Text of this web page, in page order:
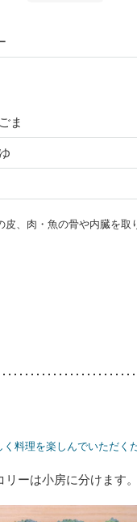
ま
皮、肉・魚の骨や内臓を取
料理を楽しんでいただく
リーは小房に分けます。